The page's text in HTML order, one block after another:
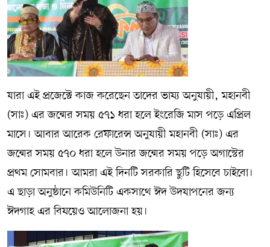
যারা এই প্রজেক্টে কাজ করেছেন তাদের ভাষ্য অনুযায়ী, মহানবী
(সাঃ) এর জন্মের সময় ৫৭১ ধরা হলে ইংরেজি মাস পড়ে এপ্রিল
মাসে। আবার আরেক রেফারেন্স অনুযায়ী মহানবী (সাঃ) এর
জন্মের সময় ৫৭০ ধরা হলে উনার জন্মের সময় পড়ে অগাস্টের
প্রথম সোমবার। আমরা এই দিনটি সরকারি ছুটি হিসেবে চাইবো।
এ ছাড়া অনুষ্ঠানে কমিউনিটি একসাথে ঈদ উদযাপনের জন্য
ঈদগাহ এর বিষয়েও আলোজনা হয়।